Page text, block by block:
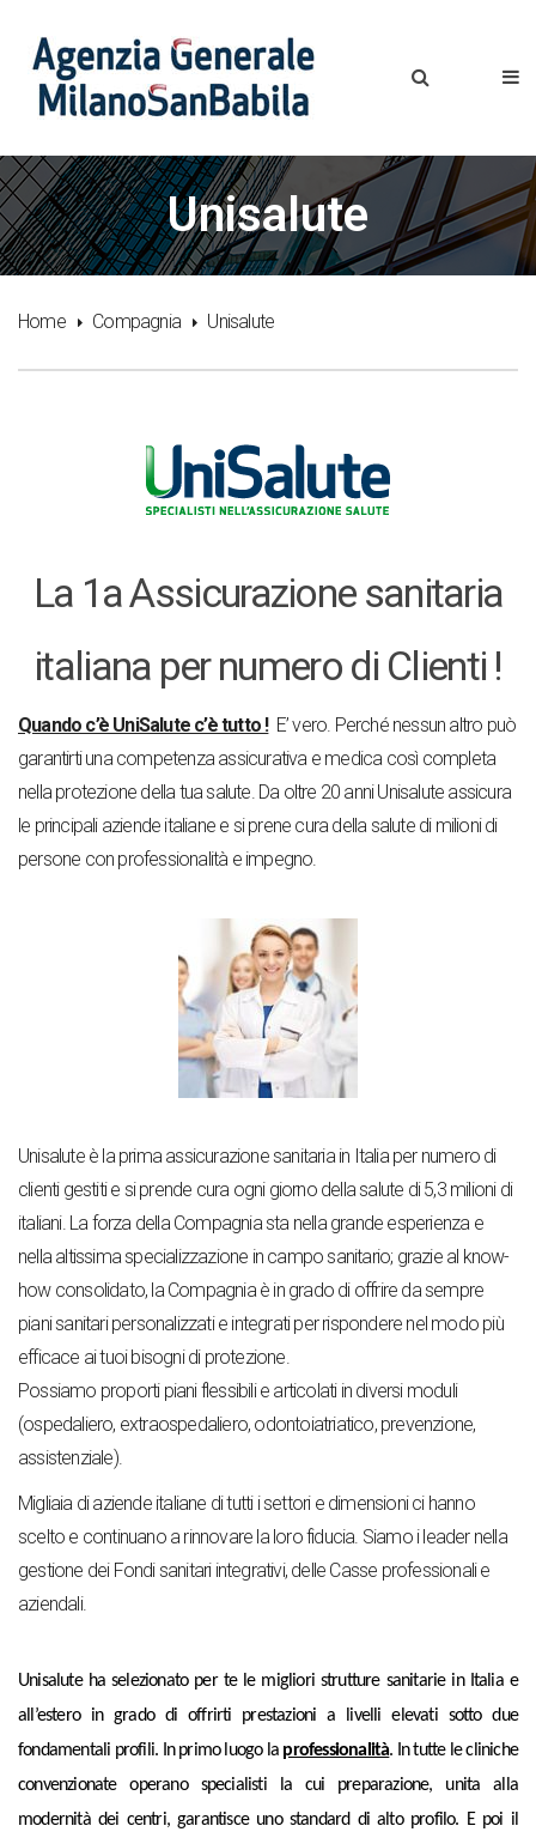
Unisalute
Home Compagnia Unisalute
La 1a Assicurazione sanitaria
italiana per numero di Clienti !
Quando c’è UniSalute c’è tutto ! E’ vero. Perché nessun altro può
garantirti una competenza assicurativa e medica così completa
nella protezione della tua salute. Da oltre 20 anni Unisalute assicura
le principali aziende italiane e si prene cura della salute di milioni di
persone con professionalità e impegno.
Unisalute è la prima assicurazione sanitaria in Italia per numero di
clienti gestiti e si prende cura ogni giorno della salute di 5,3 milioni di
italiani. La forza della Compagnia sta nella grande esperienza e
nella altissima specializzazione in campo sanitario; grazie al know-
how consolidato, la Compagnia è in grado di offrire da sempre
piani sanitari personalizzati e integrati per rispondere nel modo più
efficace ai tuoi bisogni di protezione.
Possiamo proporti piani flessibili e articolati in diversi moduli
(ospedaliero, extraospedaliero, odontoiatriatico, prevenzione,
assistenziale).
Migliaia di aziende italiane di tutti i settori e dimensioni ci hanno
scelto e continuano a rinnovare la loro fiducia. Siamo i leader nella
gestione dei Fondi sanitari integrativi, delle Casse professionali e
aziendali.
Unisalute ha selezionato per te le migliori strutture sanitarie in Italia e
all’estero in grado di offrirti prestazioni a livelli elevati sotto due
fondamentali profili. In primo luogo la professionalità. In tutte le cliniche
convenzionate operano specialisti la cui preparazione, unita alla
modernità dei centri, garantisce uno standard di alto profilo. E poi il